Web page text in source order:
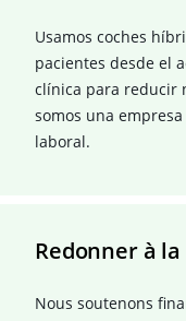
Usamos coches
pacientes desde el
clínica para reducir
somos una
laboral.
Redonner à
Nous soutenons